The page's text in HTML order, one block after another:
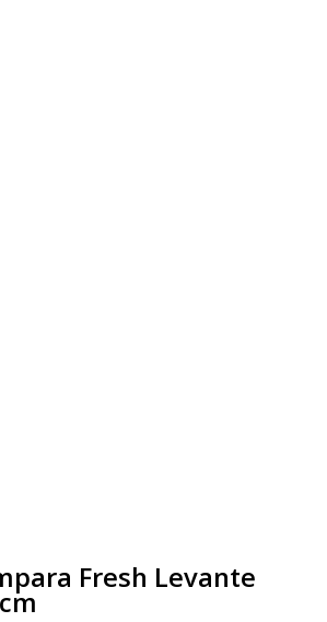
Fresh Levante